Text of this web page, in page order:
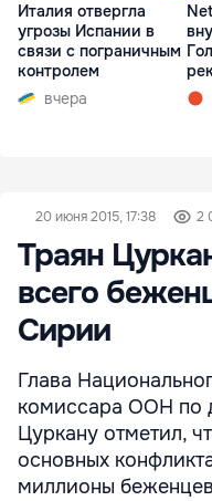
Италия отвергла
угрозы Испании в
связи с пограничным
контролем
вчера
20 июня 2015, 17:38 2
Траян
всего
Сирии
Глава
комиссара ООН по
Цуркану отметил,
основных
миллионы